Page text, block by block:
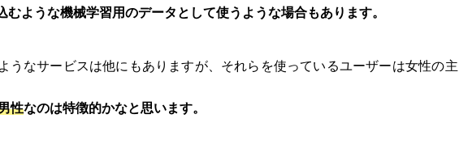
ような機械学習用のデータとして使うような場合もあります。
うなサービスは他にもありますが、それらを使っているユーザーは女性の主
性なのは特徴的かなと思います。